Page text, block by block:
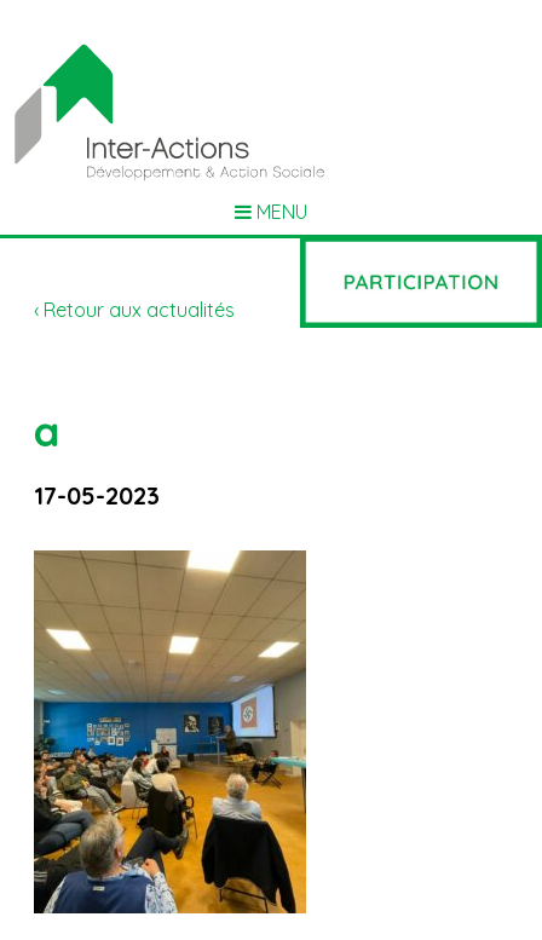
MENU
‹ Retour aux actualités
a
17-05-2023